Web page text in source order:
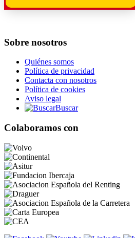
Sobre nosotros
Quiénes somos
Política de privacidad
Contacta con nosotros
Política de cookies
Aviso legal
Buscar
Colaboramos con